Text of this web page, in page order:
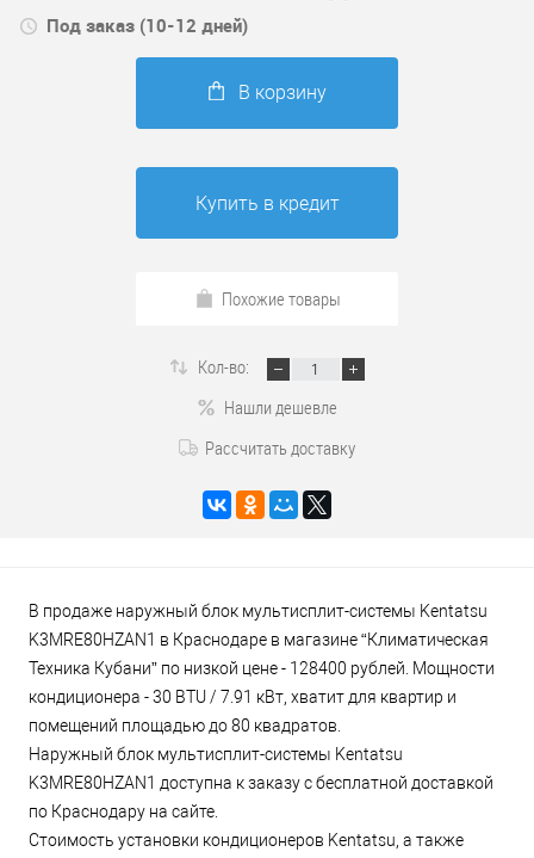
Под заказ (10-12 дней)
В корзину
Купить в кредит
Похожие товары
Кол-во:
Нашли дешевле
Рассчитать доставку
В продаже наружный блок мультисплит-системы Kentatsu
K3MRE80HZAN1 в Краснодаре в магазине “Климатическая
Техника Кубани” по низкой цене - 128400 рублей. Мощности
кондиционера - 30 BTU / 7.91 кВт, хватит для квартир и
помещений площадью до 80 квадратов.
Наружный блок мультисплит-системы Kentatsu
K3MRE80HZAN1 доступна к заказу с бесплатной доставкой
по Краснодару на сайте.
Стоимость установки кондиционеров Kentatsu, а также